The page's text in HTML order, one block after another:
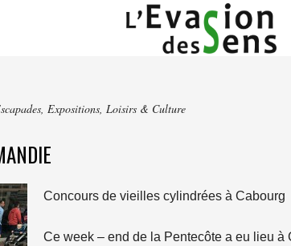
, Expositions, Loisirs & Culture
Concours de vieilles cylindrées à Cabourg
Ce week – end de la Pentecôte a eu lieu